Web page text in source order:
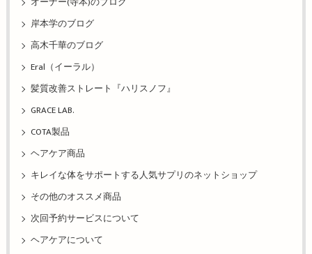
岸本学のブログ
高木千華のブログ
Eral（イーラル）
髪質改善ストレート『ハリスノフ』
GRACE LAB.
COTA製品
ヘアケア商品
キレイな体をサポートする人気サプリのネットショップ
その他のオススメ商品
次回予約サービスについて
ヘアケアについて